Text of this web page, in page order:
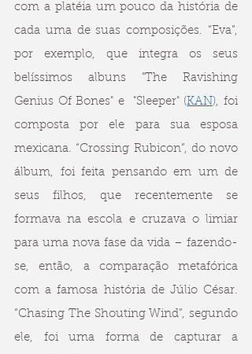
com a platéia um pouco da história de
cada uma de suas composições. “Eva”,
por exemplo, que integra os seus
belíssimos albuns "The Ravishing
Genius Of Bones" e  "Sleeper" (KAN), foi
composta por ele para sua esposa
mexicana. “Crossing Rubicon”, do novo
álbum, foi feita pensando em um de
seus filhos, que recentemente se
formava na escola e cruzava o limiar
para uma nova fase da vida – fazendo-
se, então, a comparação metafórica
com a famosa história de Júlio César.
“Chasing The Shouting Wind”, segundo
ele, foi uma forma de capturar a